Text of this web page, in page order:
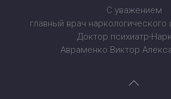
С уважением
главный врач наркологического
Доктор психиатр-
Авраменко Виктор